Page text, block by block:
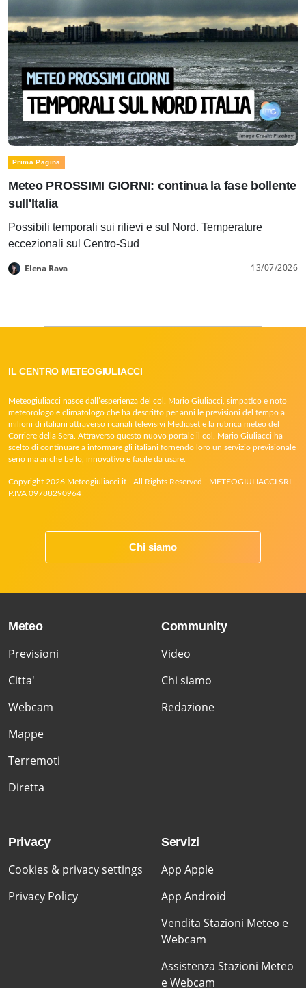
Prima Pagina
Meteo PROSSIMI GIORNI: continua la fase bollente
sull'Italia
Possibili temporali sui rilievi e sul Nord. Temperature
eccezionali sul Centro-Sud
Elena Rava 13/07/2026
IL CENTRO METEOGIULIACCI
Meteogiuliacci nasce dall’esperienza del col. Mario Giuliacci, simpatico e noto
meteorologo e climatologo che ha descritto per anni le previsioni del tempo a
milioni di italiani attraverso i canali televisivi Mediaset e la rubrica meteo del
Corriere della Sera. Attraverso questo nuovo portale il col. Mario Giuliacci ha
scelto di continuare a informare gli italiani fornendo loro un servizio previsionale
serio ma anche bello, innovativo e facile da usare.
Copyright 2026 Meteogiuliacci.it - All Rights Reserved - METEOGIULIACCI SRL
P.IVA 09788290964
Chi siamo
Meteo
Previsioni
Citta'
Webcam
Mappe
Terremoti
Diretta
Community
Video
Chi siamo
Redazione
Privacy
Cookies & privacy settings
Privacy Policy
Servizi
App Apple
App Android
Vendita Stazioni Meteo e
Webcam
Assistenza Stazioni Meteo
e Webcam